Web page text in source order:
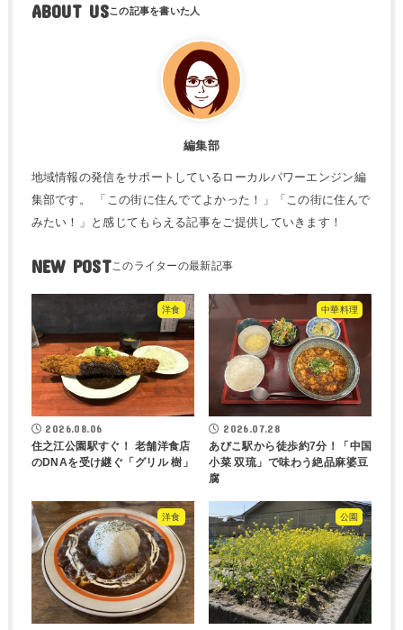
ABOUT US
編集部
地域情報の発信をサポートしているローカルパワーエンジン編
集部です。 「この街に住んでてよかった！」「この街に住んで
みたい！」と感じてもらえる記事をご提供していきます！
NEW POST
洋食
2026.08.06
住之江公園駅すぐ！ 老舗洋食店
のDNAを受け継ぐ「グリル 樹」
中華料理
2026.07.28
あびこ駅から徒歩約7分！「中国
小菜 双琉」で味わう絶品麻婆豆
腐
洋食 公園